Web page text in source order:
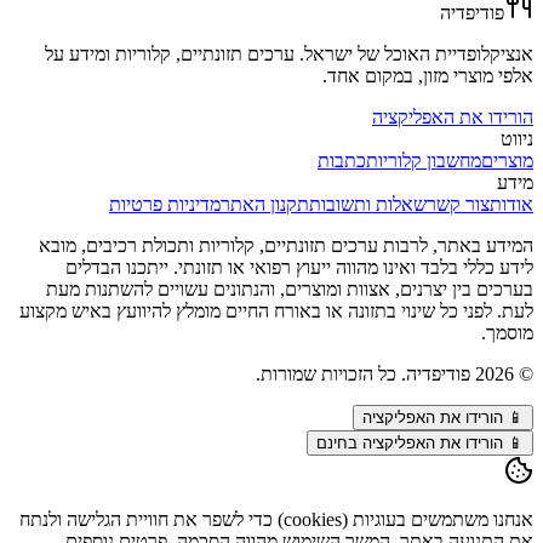
פודיפדיה
אנציקלופדיית האוכל של ישראל. ערכים תזונתיים, קלוריות ומידע על
אלפי מוצרי מזון, במקום אחד.
הורידו את האפליקציה
ניווט
מוצריםמחשבון קלוריותכתבות
מידע
אודותצור קשרשאלות ותשובותתקנון האתרמדיניות פרטיות
המידע באתר, לרבות ערכים תזונתיים, קלוריות ותכולת רכיבים, מובא
לידע כללי בלבד ואינו מהווה ייעוץ רפואי או תזונתי. ייתכנו הבדלים
בערכים בין יצרנים, אצוות ומוצרים, והנתונים עשויים להשתנות מעת
לעת. לפני כל שינוי בתזונה או באורח החיים מומלץ להיוועץ באיש מקצוע
מוסמך.
©
2026 פודיפדיה. כל הזכויות שמורות.
📱 הורידו את האפליקציה
📱 הורידו את האפליקציה בחינם
אנחנו משתמשים בעוגיות (cookies) כדי לשפר את חוויית הגלישה ולנתח